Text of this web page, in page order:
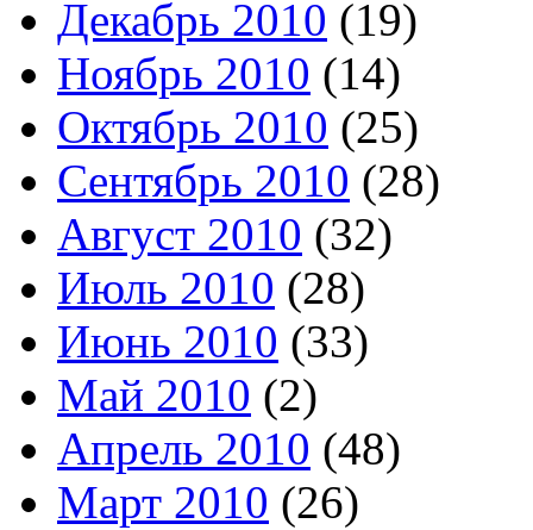
Декабрь 2010 (19)
Ноябрь 2010 (14)
Октябрь 2010 (25)
Сентябрь 2010 (28)
Август 2010 (32)
Июль 2010 (28)
Июнь 2010 (33)
Май 2010 (2)
Апрель 2010 (48)
Март 2010 (26)